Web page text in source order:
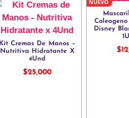
Kit Cremas De Manos –
Nutritiva Hidratante X
4Und
$25,000
NUEVO
Disney
$